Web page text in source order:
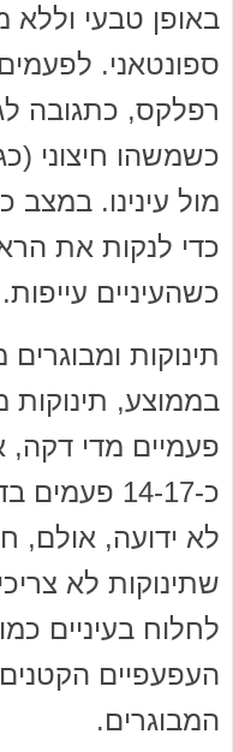
באופן טבעי וללא
ספונטאני.
רפלקס, כתגובה
כשמשהו חיצוני
מול עינינו. במצב
כדי לנקות את
כשהעיניים עייפות.
תינוקות
בממוצע,
פעמיים מדי
כ-14-17
לא ידועה, אולם,
שתינוקות לא
לחלוח בעיניים
העפעפיים
המבוגרים.